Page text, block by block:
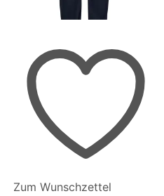
Zum Wunschzettel